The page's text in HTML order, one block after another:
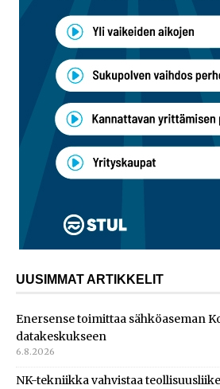
UUSIMMAT ARTIKKELIT
Enersense toimittaa sähköaseman
datakeskukseen
6.8.2026
NK-tekniikka vahvistaa